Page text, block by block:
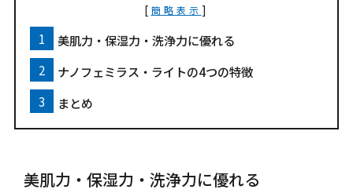
[ 簡略表示 ]
美肌力・保湿力・洗浄力に優れる
ナノフェミラス・ライトの4つの特徴
まとめ
美肌力・保湿力・洗浄力に優れる